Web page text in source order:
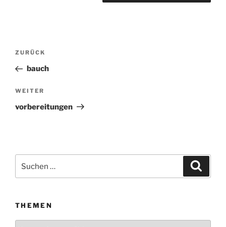
Beitragsnavigation
Vorheriger
Beitrag
ZURÜCK
bauch
Nächster
Beitrag
WEITER
vorbereitungen
nach:
THEMEN